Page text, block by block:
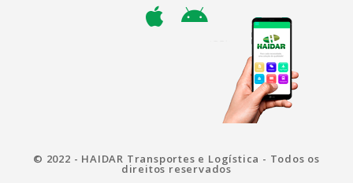
© 2022 - HAIDAR Transportes e Logística - Todos os
direitos reservados